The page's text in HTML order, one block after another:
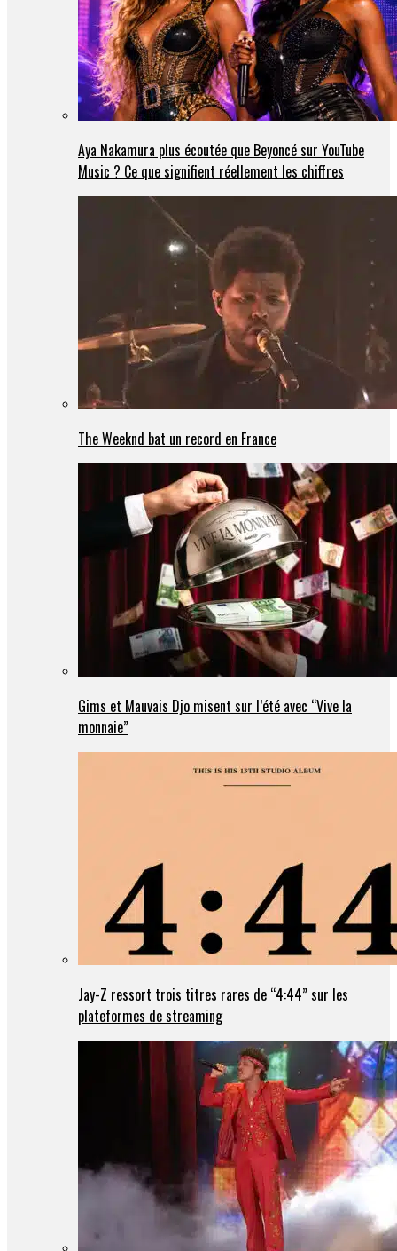
Aya Nakamura plus écoutée que Beyoncé sur YouTube
Music ? Ce que signifient réellement les chiffres
The Weeknd bat un record en France
Gims et Mauvais Djo misent sur l’été avec “Vive la
monnaie”
Jay-Z ressort trois titres rares de “4:44” sur les
plateformes de streaming